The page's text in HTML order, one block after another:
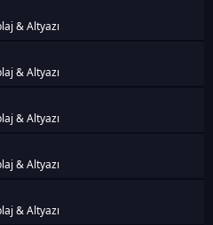
& Altyazı
& Altyazı
& Altyazı
& Altyazı
& Altyazı